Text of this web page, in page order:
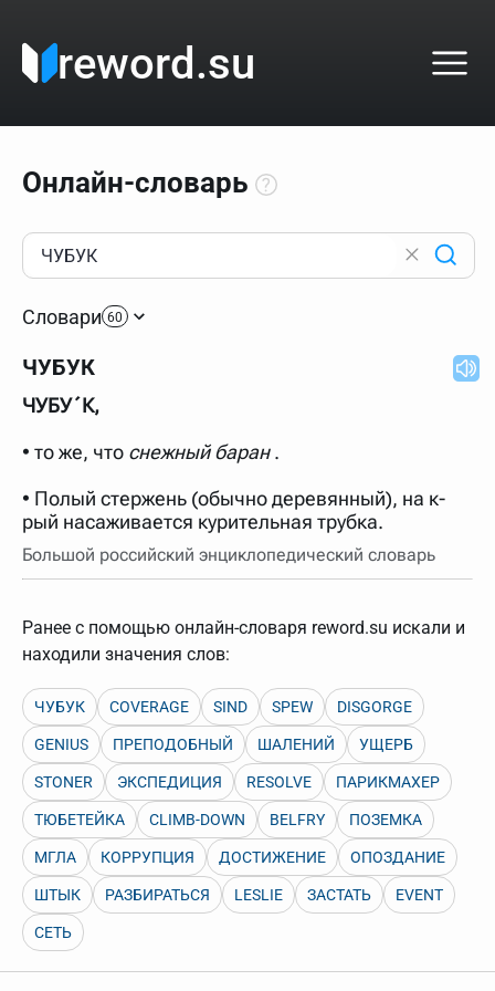
reword.su
Онлайн-словарь
Как пользоваться онлайн-словарём?
которого интересует. Система автоматически подберёт
варианты по начальным буквам и покажет их во
вариантов, откроется страница со словарными
Если точное написание слова неизвестно (как в
подстановочным знаком звёздочкой (*), а несколько
неизвестных букв — процентом (%). В этом случае меню
с вариантами работать не будет, а после ввода запроса
нужно будет нажать на кнопку "Найти".
Для более сложных случаев существует возможность
указывать несколько слов в запросе. Например, если
написать в строке запроса "Пушкин поэт" и нажать
В сложных запросах тоже могут присутствовать
неизвестные буквы. Например, в кроссворде есть
Пишем в Reword первым словом "***м***ов", далее
через пробел "поэт". Получается "***м***ов поэт" (без
кавычек). Нажимаем "Найти" и получаем статью
"Лермонтов" и не только.
Порядок словарей можно изменять, перетаскивая
словарь вверх или вниз за прямоугольник слева от
названия словаря. Также можно выключать ненужные
словари.
Словари 60
ЧУБУК
ЧУБУ´К,
• то же, что снежный баран.
• Полый стержень (обычно деревянный), на к-
рый насаживается курительная трубка.
Большой российский энциклопедический словарь
Ранее с помощью онлайн-словаря reword.su искали и
находили значения слов:
ЧУБУК COVERAGE SIND SPEW DISGORGE
GENIUS ПРЕПОДОБНЫЙ ШАЛЕНИЙ УЩЕРБ
STONER ЭКСПЕДИЦИЯ RESOLVE ПАРИКМАХЕР
ТЮБЕТЕЙКА CLIMB-DOWN BELFRY ПОЗЕМКА
МГЛА КОРРУПЦИЯ ДОСТИЖЕНИЕ ОПОЗДАНИЕ
ШТЫК РАЗБИРАТЬСЯ LESLIE ЗАСТАТЬ EVENT
СЕТЬ